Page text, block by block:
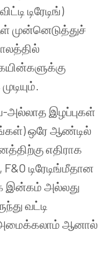
டிரேடிங்)
முன்னெடுத்துச்
அல்லாத இழப்புகள்
ஒரே ஆண்டில்
எதிராக
டிரேடிங்மீதான
இன்கம் அல்லது
வட்டி
அமைக்கலாம் ஆனால்